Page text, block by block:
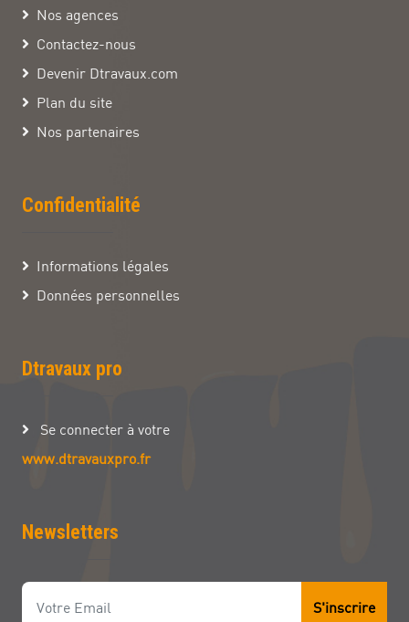
Nos agences
Contactez-nous
Devenir Dtravaux.com
Plan du site
Nos partenaires
Confidentialité
Informations légales
Données personnelles
Dtravaux pro
Se connecter à votre
www.dtravauxpro.fr
Newsletters
S'inscrire